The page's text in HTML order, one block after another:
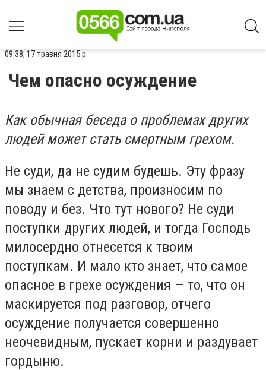
09:38, 17 травня 2015 р.
Чем опасно осуждение
Как обычная беседа о проблемах других
людей может стать смертным грехом.
Не суди, да не судим будешь. Эту фразу
мы знаем с детства, произносим по
поводу и без. Что тут нового? Не суди
поступки других людей, и тогда Господь
милосердно отнесется к твоим
поступкам. И мало кто знает, что самое
опасное в грехе осуждения — то, что он
маскируется под разговор, отчего
осуждение получается совершенно
неочевидным, пускает корни и раздувает
гордыню.